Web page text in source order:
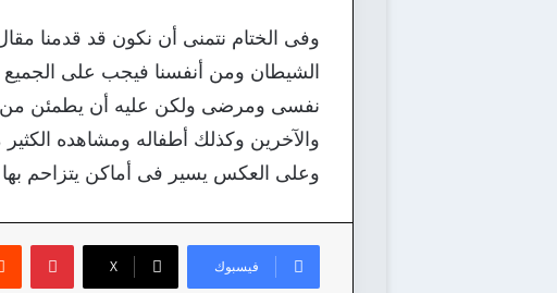
وفى الختام نتمنى أن نكون قد قدمنا
الشيطان ومن أنفسنا فيجب على الجميع
نفسى ومرضى ولكن عليه أن يطمئن من
والآخرين وكذلك أطفاله ومشاهده
وعلى العكس يسير فى أماكن يتزاحم بها
فيسبوك ‫X
بينتيريست